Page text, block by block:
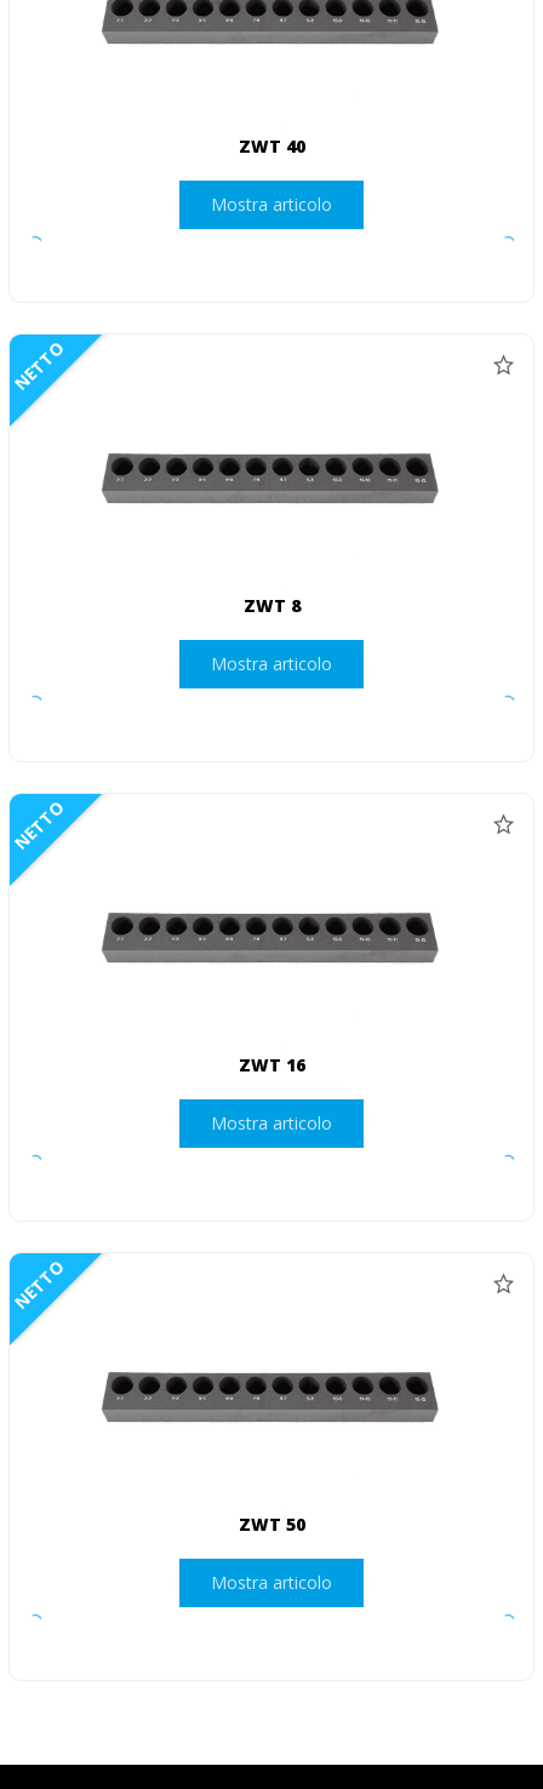
ZWT 40
Mostra articolo
NETTO
ZWT 8
Mostra articolo
NETTO
ZWT 16
Mostra articolo
NETTO
ZWT 50
Mostra articolo